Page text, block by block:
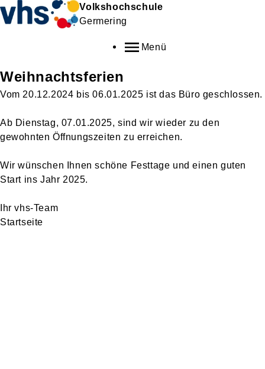
Volkshochschule
Germering
Menü
Weihnachtsferien
Vom 20.12.2024 bis 06.01.2025 ist das Büro geschlossen.
Ab Dienstag, 07.01.2025, sind wir wieder zu den
gewohnten Öffnungszeiten zu erreichen.
Wir wünschen Ihnen schöne Festtage und einen guten
Start ins Jahr 2025.
Ihr vhs-Team
Startseite